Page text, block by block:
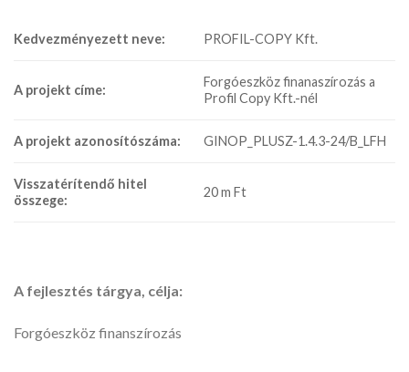
Kedvezményezett neve: PROFIL-COPY Kft.
A projekt címe:
Forgóeszköz finanaszírozás a
Profil Copy Kft.-nél
A projekt azonosítószáma: GINOP_PLUSZ-1.4.3-24/B_LFH
Visszatérítendő hitel
összege:
20 m Ft
A fejlesztés tárgya, célja:
Forgóeszköz finanszírozás